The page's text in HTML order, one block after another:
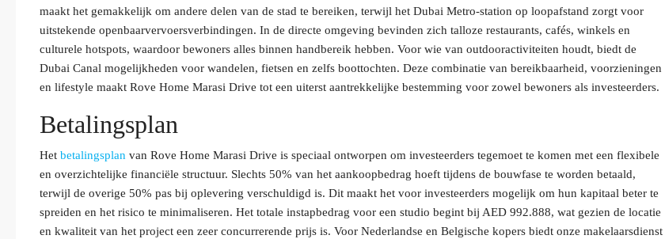
maakt het gemakkelijk om andere delen van de stad te bereiken, terwijl het Dubai Metro-station op loopafstand zorgt voor
uitstekende openbaarvervoersverbindingen. In de directe omgeving bevinden zich talloze restaurants, cafés, winkels en
culturele hotspots, waardoor bewoners alles binnen handbereik hebben. Voor wie van outdooractiviteiten houdt, biedt de
Dubai Canal mogelijkheden voor wandelen, fietsen en zelfs boottochten. Deze combinatie van bereikbaarheid, voorzieningen
en lifestyle maakt Rove Home Marasi Drive tot een uiterst aantrekkelijke bestemming voor zowel bewoners als investeerders.
Betalingsplan
Het betalingsplan van Rove Home Marasi Drive is speciaal ontworpen om investeerders tegemoet te komen met een flexibele
en overzichtelijke financiële structuur. Slechts 50% van het aankoopbedrag hoeft tijdens de bouwfase te worden betaald,
terwijl de overige 50% pas bij oplevering verschuldigd is. Dit maakt het voor investeerders mogelijk om hun kapitaal beter te
spreiden en het risico te minimaliseren. Het totale instapbedrag voor een studio begint bij AED 992.888, wat gezien de locatie
en kwaliteit van het project een zeer concurrerende prijs is. Voor Nederlandse en Belgische kopers biedt onze makelaarsdienst